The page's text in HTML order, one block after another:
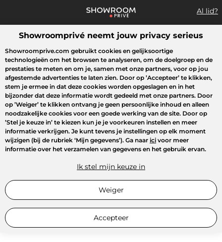
Al lid?
Wat zoek je?
Overzicht sales Sport Fashion Kids Beauty
Showroomprivé neemt jouw privacy serieus
Showroomprive.com gebruikt cookies en gelijksoortige
technologieën om het browsen te analyseren, om de doelgroep en de
prestaties te meten en om je, samen met onze partners, voor op jou
afgestemde advertenties te laten zien. Door op ’Accepteer’ te klikken,
stem je ermee in dat deze cookies worden opgeslagen en in het
bijzonder dat deze informatie wordt gedeeld met onze partners. Door
op ’Weiger’ te klikken ontvang je geen persoonlijke inhoud en alleen
noodzakelijke cookies voor een goede werking van de site. Door op
’Stel je keuze in’ te kiezen kun je je voorkeuren instellen en meer
informatie verkrijgen. Je kunt tevens je instellingen op elk moment
wijzigen (bij de rubriek ‘Mijn gegevens’). Ga naar ici voor meer
informatie over het verzamelen van gegevens en het gebruik ervan.
Ik stel mijn keuze in
Weiger
Accepteer